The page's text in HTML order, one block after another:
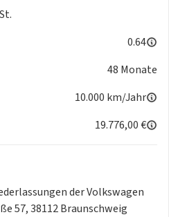
mit Schaltwippen
2-Zonen
0.64
48 Monate
10.000 km/Jahr
19.776,00 €
der Volkswagen
57, 38112 Braunschweig